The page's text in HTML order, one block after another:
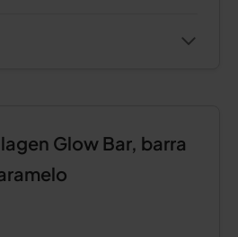
Glow Bar, barra